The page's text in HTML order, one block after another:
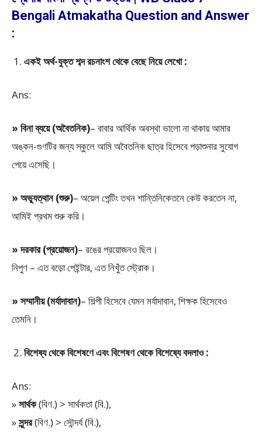
Bengali Atmakatha Question and Answer
:
একই অর্থ-যুক্ত শব্দ রচনাংশ থেকে বেছে নিয়ে লেখো :
Ans:
» বিনা ব্যয়ে (অবৈতনিক)– বাবার আর্থিক অবস্থা ভালো না থাকায় আমার
অঙ্কন-গুণটির জন্য স্কুলে আমি অবৈতনিক ছাত্র হিসেবে পড়াশুনার সুযোগ
পেয়ে এসেছি।
» অভ্যুত্থান (শুরু)– অয়েল পেন্টিং তখন শান্তিনিকেতনে কেউ করতেন না,
আমিই প্রথম শুরু করি।
» দরকার (প্রয়োজন)– রঙের প্রয়োজনও ছিল।
নিপুণ – এত বড়ো পেইন্টার, এত নিখুঁত স্ট্রোক।
» সম্মানীয় (মর্যাদাবান)– শিল্পী হিসেবে যেমন মর্যাদাবান, শিক্ষক হিসেবেও
তেমনি।
বিশেষ্য থেকে বিশেষণে এবং বিশেষণ থেকে বিশেষ্যে বদলাও :
Ans:
»সার্থক(বিণ.) > সার্থকতা (বি.),
»সুন্দর(বিণ.) > সৌন্দর্য (বি.),